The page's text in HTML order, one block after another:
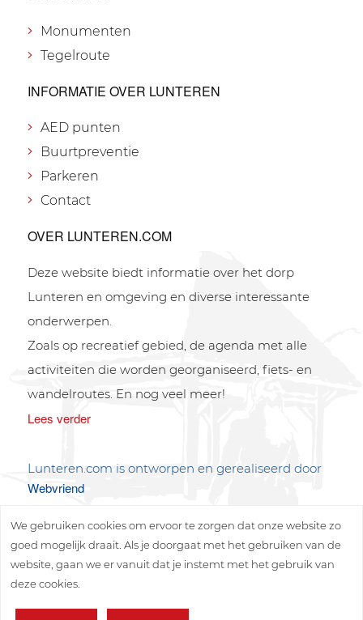
Monumenten
Tegelroute
INFORMATIE OVER LUNTEREN
AED punten
Buurtpreventie
Parkeren
Contact
OVER LUNTEREN.COM
Deze website biedt informatie over het dorp
Lunteren en omgeving en diverse interessante
onderwerpen.
Zoals op recreatief gebied, de agenda met alle
activiteiten die worden georganiseerd, fiets- en
wandelroutes. En nog veel meer!
Lees verder
Lunteren.com is ontworpen en gerealiseerd door
Webvriend
We gebruiken cookies om ervoor te zorgen dat onze website zo
goed mogelijk draait. Als je doorgaat met het gebruiken van de
website, gaan we er vanuit dat je instemt met het gebruik van
deze cookies.